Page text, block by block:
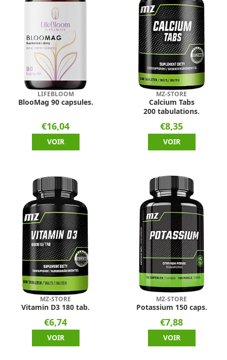
LIFEBLOOM
BlooMag 90 capsules.
€16,04
VOIR
MZ-STORE
Calcium Tabs
200 tabulations.
€8,35
VOIR
MZ-STORE
Vitamin D3 180 tab.
€6,74
VOIR
MZ-STORE
Potassium 150 caps.
€7,88
VOIR